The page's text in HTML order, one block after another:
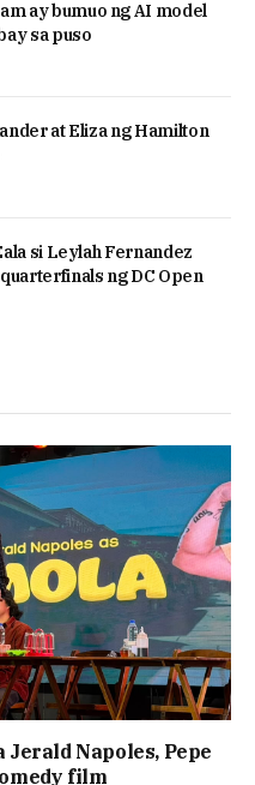
ay bumuo ng AI model
sa puso
at Eliza ng Hamilton
si Leylah Fernandez
ng DC Open
Napoles, Pepe
film